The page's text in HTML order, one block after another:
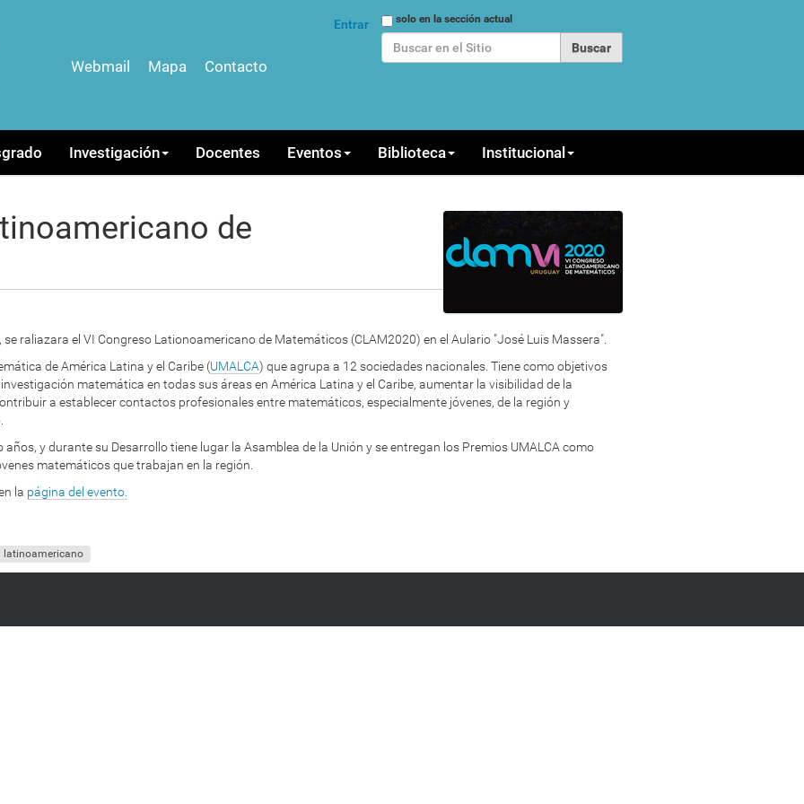
Buscarsolo en la sección actual
Entrar
Webmail Mapa Contacto
Investigación Docentes Eventos Biblioteca Institucional
de
se raliazara el VI Congreso Lationoamericano de Matemáticos (CLAM2020) en el Aulario "José Luis Massera".
de América Latina y el Caribe (UMALCA) que agrupa a 12 sociedades nacionales. Tiene como objetivos
matemática en todas sus áreas en América Latina y el Caribe, aumentar la visibilidad de la
a establecer contactos profesionales entre matemáticos, especialmente jóvenes, de la región y
y durante su Desarrollo tiene lugar la Asamblea de la Unión y se entregan los Premios UMALCA como
matemáticos que trabajan en la región.
la página del evento.
latinoamericano